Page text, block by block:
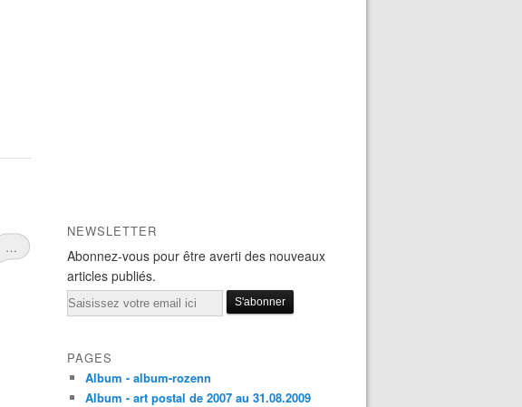
…
NEWSLETTER
Abonnez-vous pour être averti des nouveaux
articles publiés.
Email
PAGES
Album - album-rozenn
Album - art postal de 2007 au 31.08.2009